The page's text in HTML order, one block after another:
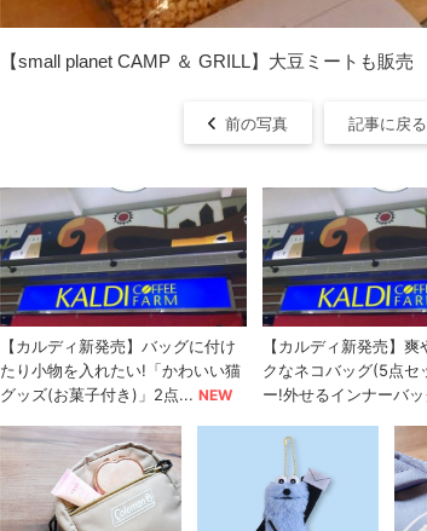
【small planet CAMP ＆ GRILL】大豆ミートも販売
前の写真 記事に戻る